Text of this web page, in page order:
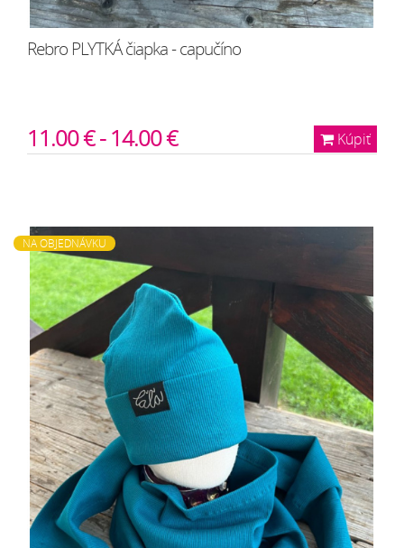
Rebro PLYTKÁ čiapka - capučíno
Kúpiť
11.00 € - 14.00 €
NA OBJEDNÁVKU